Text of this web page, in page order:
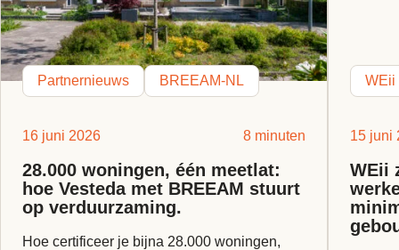
Partnernieuws BREEAM-NL
16 juni 2026 8 minuten
28.000 woningen, één meetlat:
hoe Vesteda met BREEAM stuurt
op verduurzaming.
Hoe certificeer je bijna 28.000 woningen,
WEii
15 juni
WEii